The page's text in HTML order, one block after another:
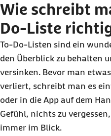
Wie schreibt
Do-Liste
To-Do-Listen sind ein
den Überblick zu behalten
versinken. Bevor man
verliert, schreibt man es
oder in die App auf dem
Gefühl, nichts zu
immer im Blick.